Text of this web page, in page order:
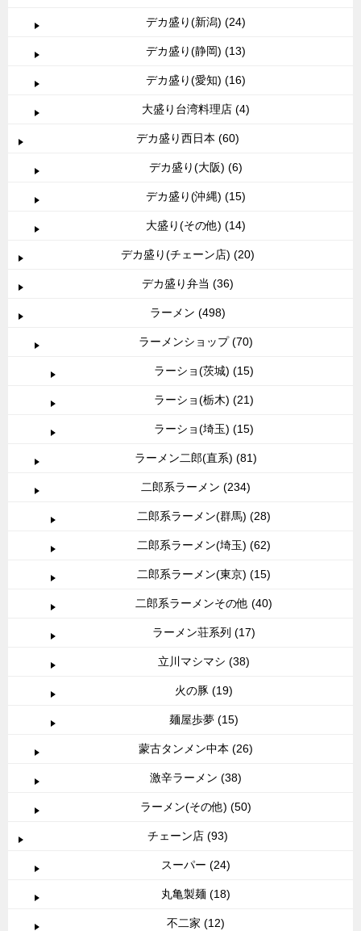
デカ盛り(新潟) (24)
デカ盛り(静岡) (13)
デカ盛り(愛知) (16)
大盛り台湾料理店 (4)
デカ盛り西日本 (60)
デカ盛り(大阪) (6)
デカ盛り(沖縄) (15)
大盛り(その他) (14)
デカ盛り(チェーン店) (20)
デカ盛り弁当 (36)
ラーメン (498)
ラーメンショップ (70)
ラーショ(茨城) (15)
ラーショ(栃木) (21)
ラーショ(埼玉) (15)
ラーメン二郎(直系) (81)
二郎系ラーメン (234)
二郎系ラーメン(群馬) (28)
二郎系ラーメン(埼玉) (62)
二郎系ラーメン(東京) (15)
二郎系ラーメンその他 (40)
ラーメン荘系列 (17)
立川マシマシ (38)
火の豚 (19)
麺屋歩夢 (15)
蒙古タンメン中本 (26)
激辛ラーメン (38)
ラーメン(その他) (50)
チェーン店 (93)
スーパー (24)
丸亀製麺 (18)
不二家 (12)